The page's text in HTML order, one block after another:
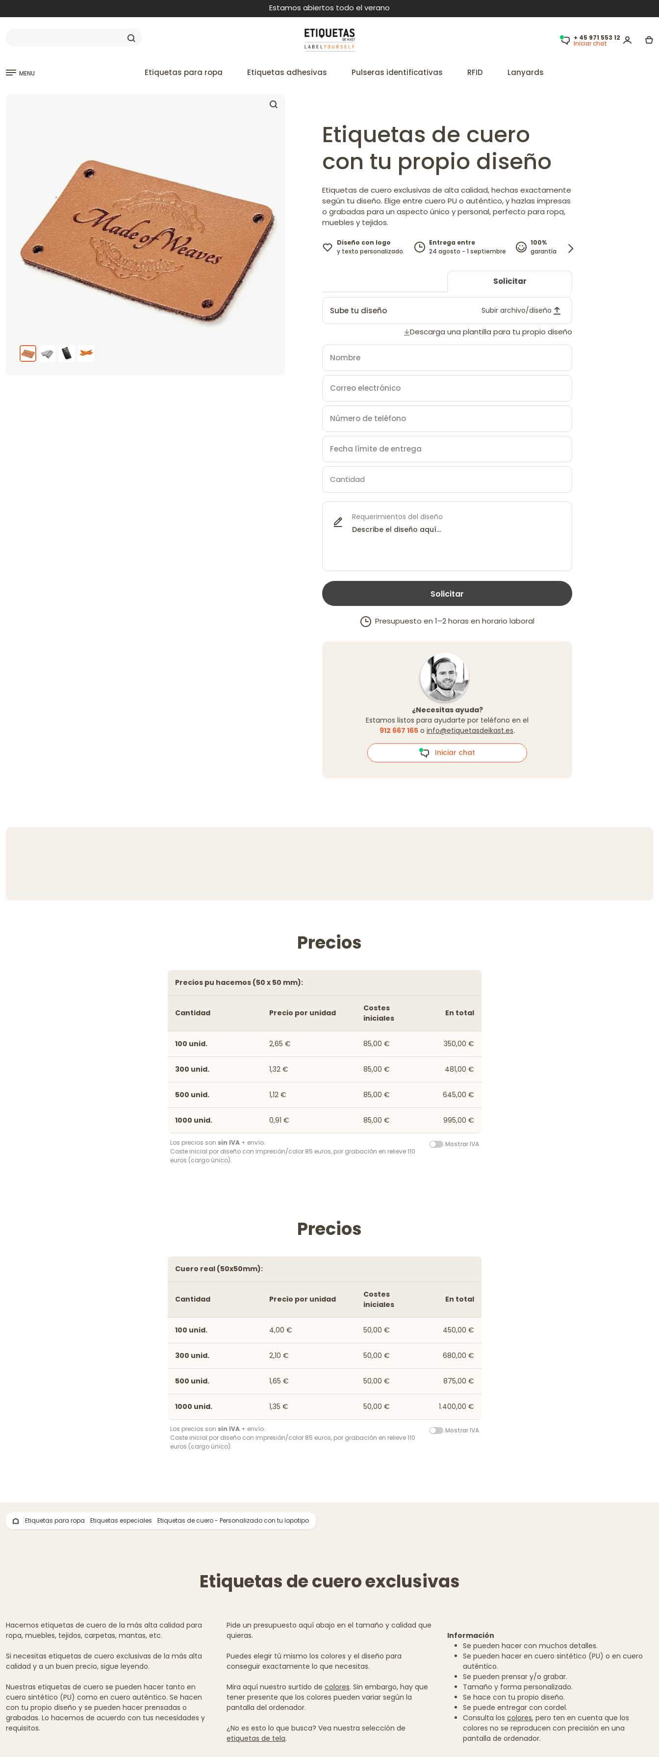
Estamos abiertos todo el verano
+ 45 971 553 12
Iniciar chat
MENU Etiquetas para ropa Etiquetas adhesivas Pulseras identificativas RFID Lanyards
Etiquetas de cuero
con tu propio diseño
Etiquetas de cuero exclusivas de alta calidad, hechas exactamente
según tu diseño. Elige entre cuero PU o auténtico, y hazlas impresas
o grabadas para un aspecto único y personal, perfecto para ropa,
muebles y tejidos.
Diseño con logo
y texto personalizado.
Entrega entre
24 agosto - 1 septiembre
100%
garantía de satisfacción
Solicitar
Sube tu diseño Subir archivo/diseño
Descarga una plantilla para tu propio diseño
Requerimientos del diseño
Solicitar
Presupuesto en 1–2 horas en horario laboral
¿Necesitas ayuda?
Estamos listos para ayudarte por teléfono en el
912 667 165 o info@etiquetasdeikast.es.
Iniciar chat
Precios
precios pu hacemos (50 x 50 mm):
Cantidad Precio por unidad
Costes
iniciales
En total
100 unid. 2,65 € 85,00 € 350,00 €
300 unid. 1,32 € 85,00 € 481,00 €
500 unid. 1,12 € 85,00 € 645,00 €
1000 unid. 0,91 € 85,00 € 995,00 €
Los precios son sin IVA + envío.
Coste inicial por diseño con impresión/color 85 euros, por grabación en relieve 110
euros (cargo único).
Mostrar IVA
Precios
cuero real (50x50mm):
Cantidad Precio por unidad
Costes
iniciales
En total
100 unid. 4,00 € 50,00 € 450,00 €
300 unid. 2,10 € 50,00 € 680,00 €
500 unid. 1,65 € 50,00 € 875,00 €
1000 unid. 1,35 € 50,00 € 1.400,00 €
Los precios son sin IVA + envío.
Coste inicial por diseño con impresión/color 85 euros, por grabación en relieve 110
euros (cargo único).
Mostrar IVA
Etiquetas para ropa Etiquetas especiales Etiquetas de cuero - Personalizado con tu lopotipo
Etiquetas de cuero exclusivas
Hacemos etiquetas de cuero de la más alta calidad para
ropa, muebles, tejidos, carpetas, mantas, etc.
Si necesitas etiquetas de cuero exclusivas de la más alta
calidad y a un buen precio, sigue leyendo.
Nuestras etiquetas de cuero se pueden hacer tanto en
cuero sintético (PU) como en cuero auténtico. Se hacen
con tu propio diseño y se pueden hacer prensadas o
grabadas. Lo hacemos de acuerdo con tus necesidades y
requisitos.
Pide un presupuesto aquí abajo en el tamaño y calidad que
quieras.
Puedes elegir tú mismo los colores y el diseño para
conseguir exactamente lo que necesitas.
Mira aquí nuestro surtido de colores. Sin embargo, hay que
tener presente que los colores pueden variar según la
pantalla del ordenador.
¿No es esto lo que busca? Vea nuestra selección de
etiquetas de tela.
Información
Se pueden hacer con muchos detalles.
Se pueden hacer en cuero sintético (PU) o en cuero
auténtico.
Se pueden prensar y/o grabar.
Tamaño y forma personalizado.
Se hace con tu propio diseño.
Se puede entregar con cordel.
Consulta los colores, pero ten en cuenta que los
colores no se reproducen con precisión en una
pantalla de ordenador.